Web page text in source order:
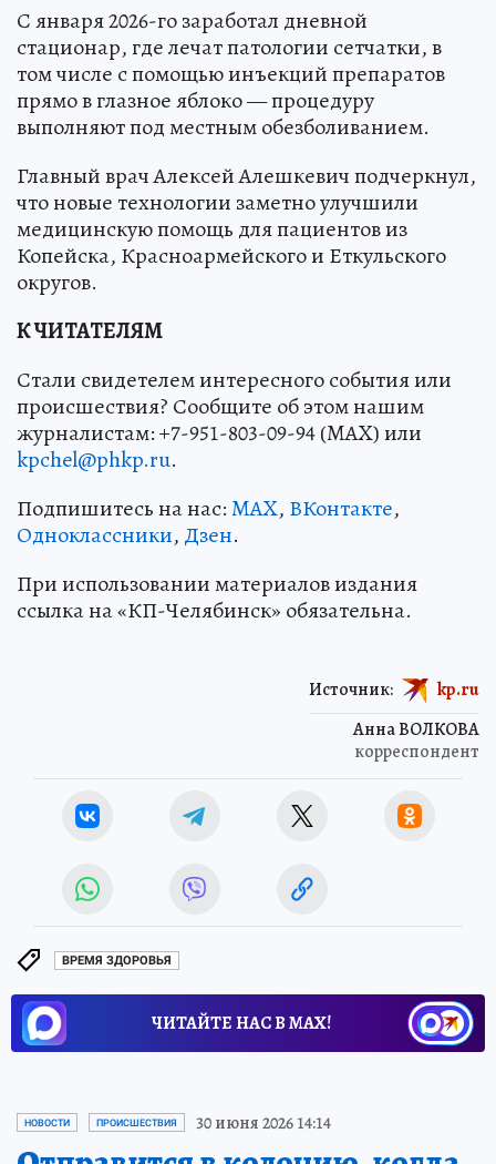
С января 2026-го заработал дневной
стационар, где лечат патологии сетчатки, в
том числе с помощью инъекций препаратов
прямо в глазное яблоко — процедуру
выполняют под местным обезболиванием.
Главный врач Алексей Алешкевич подчеркнул,
что новые технологии заметно улучшили
медицинскую помощь для пациентов из
Копейска, Красноармейского и Еткульского
округов.
К ЧИТАТЕЛЯМ
Стали свидетелем интересного события или
происшествия? Сообщите об этом нашим
журналистам: +7-951-803-09-94 (MAX) или
kpchel@phkp.ru.
Подпишитесь на нас:MAX, ВКонтакте,
Одноклассники, Дзен.
При использовании материалов издания
ссылка на «КП-Челябинск» обязательна.
Анна ВОЛКОВА
корреспондент
Источник: kp.ru
ВРЕМЯ ЗДОРОВЬЯ
ЧИТАЙТЕ НАС В МАХ!
НОВОСТИ ПРОИСШЕСТВИЯ 30 июня 2026 14:14